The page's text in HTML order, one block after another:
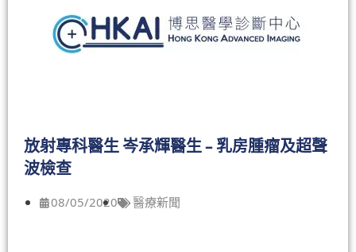
放射專科醫生 岑承輝醫生 – 乳房腫瘤及超聲
波檢查
08/05/2020 醫療新聞